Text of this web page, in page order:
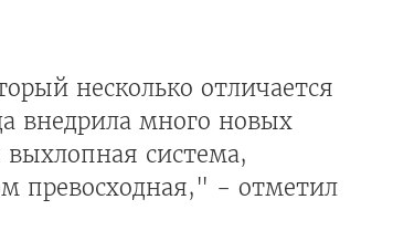
несколько отличается
внедрила много новых
система,
превосходная," - отметил